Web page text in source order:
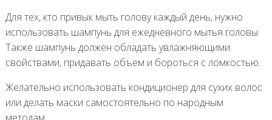
Для тех, кто привык мыть голову каждый день, нужно
использовать шампунь для ежедневного мытья головы.
Также шампунь должен обладать увлажняющими
свойствами, придавать объем и бороться с ломкостью.
Желательно использовать кондиционер для сухих волос
или делать маски самостоятельно по народным